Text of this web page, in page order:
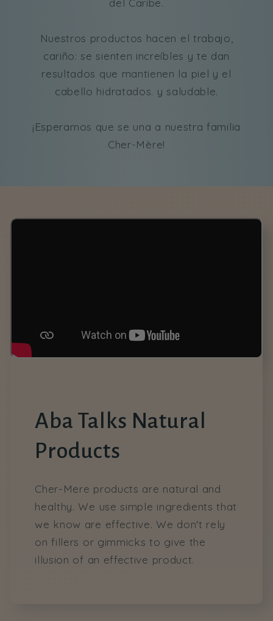
del Caribe.
Nuestros productos hacen el trabajo,
cariño: se sienten increíbles y te dan
resultados que mantienen la piel y el
cabello hidratados. y saludable.
¡Esperamos que se una a nuestra familia
Cher-Mère!
Aba Talks Natural
Products
Cher-Mere products are natural and
healthy. We use simple ingredients that
we know are effective. We don't rely
on fillers or gimmicks to give the
illusion of an effective product.